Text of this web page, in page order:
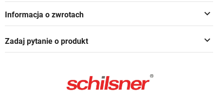
keyboard_arrow_down
Informacja o zwrotach
keyboard_arrow_down
Zadaj pytanie o produkt